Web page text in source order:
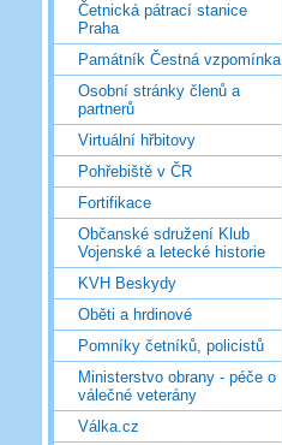
Četnická pátrací stanice
Praha
Památník Čestná vzpomínka
Osobní stránky členů a
partnerů
Virtuální hřbitovy
Pohřebiště v ČR
Fortifikace
Občanské sdružení Klub
Vojenské a letecké historie
KVH Beskydy
Oběti a hrdinové
Pomníky četníků, policistů
Ministerstvo obrany - péče o
válečné veterány
Válka.cz